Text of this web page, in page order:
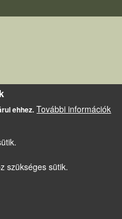
ehhez. További információk
szükséges sütik.